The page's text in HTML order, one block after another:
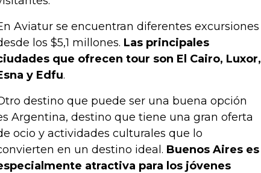
Aviatur se encuentran diferentes excursiones
los $5,1 millones. Las principales
que ofrecen tour son El Cairo, Luxor,
y Edfu.
destino que puede ser una buena opción
Argentina, destino que tiene una gran oferta
ocio y actividades culturales que lo
en un destino ideal. Buenos Aires es
atractiva para los jóvenes